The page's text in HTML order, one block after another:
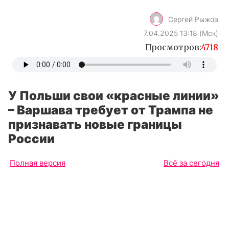
У Польши свои «красные линии»
– Варшава требует от Трампа не
России
Полная версия Всё за сегодня